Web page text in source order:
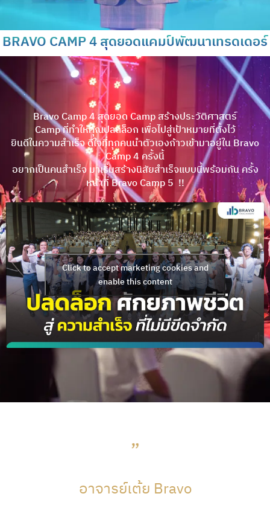
BRAVO CAMP 4 สุดยอดแคมป์พัฒนาเทรดเดอร์
Bravo Camp 4 สุดยอด Camp สร้างประวัติศาสตร์
Camp ที่ทำให้คุณปลดล็อก เพื่อไปสู่เป้าหมายที่ตั้งไว้
ยินดีในความสำเร็จ ดีใจที่ทุกคนนำตัวเองก้าวเข้ามาอยู่ใน Bravo
Camp 4 ครั้งนี้
อยากเป็นคนสำเร็จ มาเริ่มสร้างนิสัยสำเร็จแบบนี้พร้อมกัน ครั้ง
หน้าที่ Bravo Camp 5 !!
Click to accept marketing cookies and
enable this content
อาจารย์เต้ย Bravo